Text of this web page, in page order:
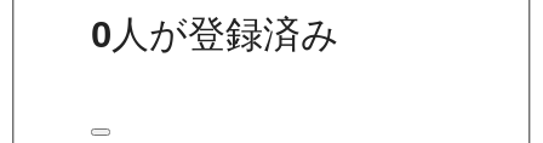
0 人が登録済み